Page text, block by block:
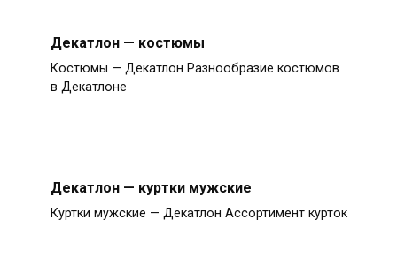
Декатлон — костюмы
Костюмы — Декатлон Разнообразие костюмов
в Декатлоне
Декатлон — куртки мужские
Куртки мужские — Декатлон Ассортимент курток